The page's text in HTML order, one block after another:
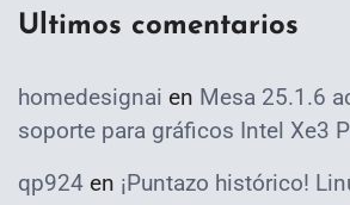
Ultimos comentarios
homedesignai en Mesa 25.1.6
soporte para gráficos Intel Xe3
qp924 en ¡Puntazo histórico!